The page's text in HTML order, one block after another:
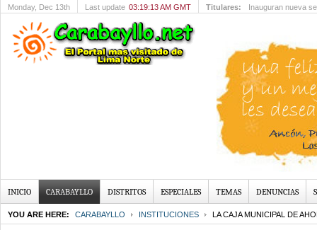
Monday, Dec 13th Last update 03:19:13 AM GMT Titulares: Inauguran nueva
INICIO CARABAYLLO DISTRITOS ESPECIALES TEMAS DENUNCIAS
YOU ARE HERE: CARABAYLLO INSTITUCIONES LA CAJA MUNICIPAL DE